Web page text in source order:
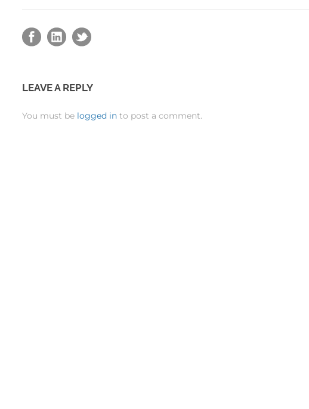
LEAVE A REPLY
You must be logged in to post a comment.